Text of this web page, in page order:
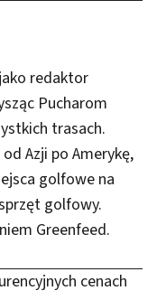
redaktor
Pucharom
trasach.
Azji po Amerykę,
golfowe na
golfowy.
Greenfeed.
cenach